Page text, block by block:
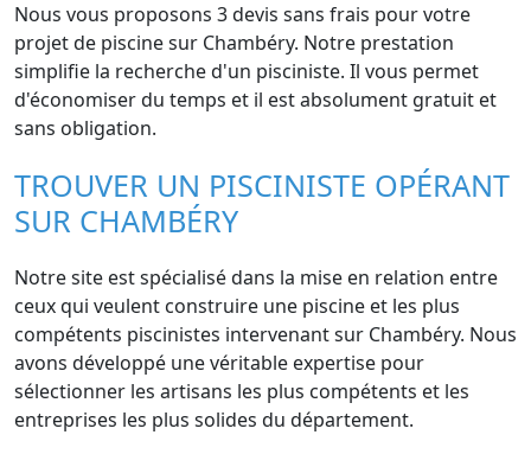
Nous vous proposons 3 devis sans frais pour votre
projet de piscine sur Chambéry. Notre prestation
simplifie la recherche d'un pisciniste. Il vous permet
d'économiser du temps et il est absolument gratuit et
sans obligation.
TROUVER UN PISCINISTE OPÉRANT
SUR CHAMBÉRY
Notre site est spécialisé dans la mise en relation entre
ceux qui veulent construire une piscine et les plus
compétents piscinistes intervenant sur Chambéry. Nous
avons développé une véritable expertise pour
sélectionner les artisans les plus compétents et les
entreprises les plus solides du département.